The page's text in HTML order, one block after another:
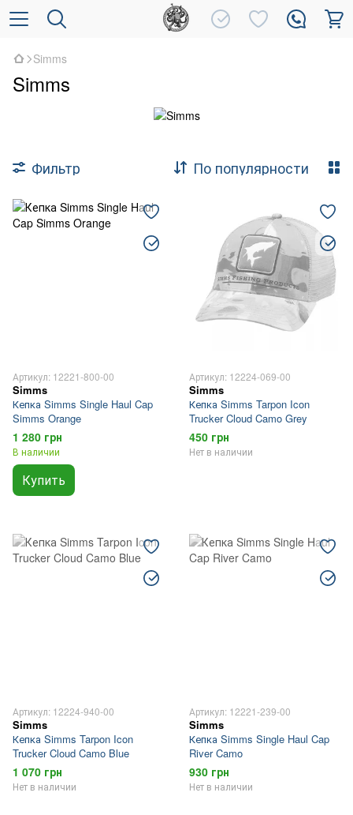
Simms
Simms
Фильтр По популярности
Артикул: 12221-800-00
Simms
Кепка Simms Single Haul Cap
Simms Orange
1 280 грн
В наличии
Купить
Артикул: 12224-069-00
Simms
Кепка Simms Tarpon Icon
Trucker Cloud Camo Grey
450 грн
Нет в наличии
Артикул: 12224-940-00
Simms
Кепка Simms Tarpon Icon
Trucker Cloud Camo Blue
1 070 грн
Нет в наличии
Артикул: 12221-239-00
Simms
Кепка Simms Single Haul Cap
River Camo
930 грн
Нет в наличии